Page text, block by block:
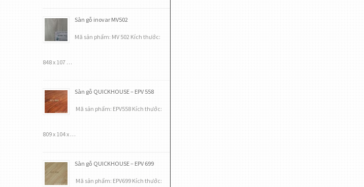
Sàn gỗ inovar MV502
Mã sản phẩm: MV 502 Kích thước:
848 x 107 …
Sàn gỗ QUICKHOUSE – EPV 558
Mã sản phẩm: EPV558 Kích thước:
809 x 104 x …
Sàn gỗ QUICKHOUSE – EPV 699
Mã sản phẩm: EPV699 Kích thước: